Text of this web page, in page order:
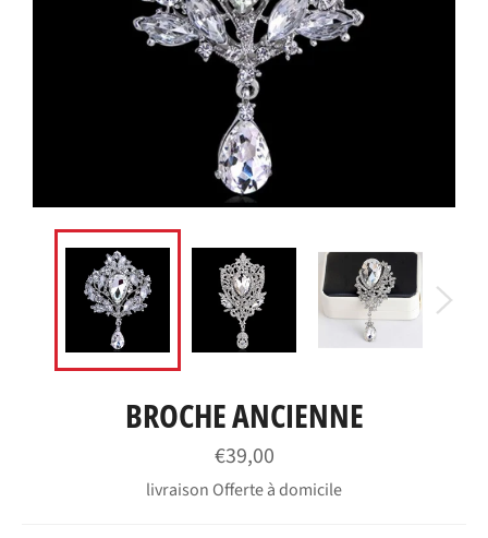
BROCHE ANCIENNE
Prix
régulier
€39,00
livraison Offerte à domicile